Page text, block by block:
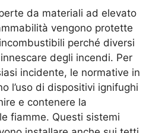
da materiali ad elevato
vengono protette
perché diversi
degli incendi. Per
incidente, le normative in
l’uso di dispositivi ignifughi
e contenere la
fiamme. Questi sistemi